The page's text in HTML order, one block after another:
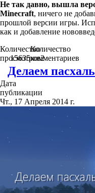
Не так давно, вышла
Minecraft, ничего не
прошлой версии игры.
как и добавление
Количество
просмотров
15635
Количество
комментариев
2
Делаем
Дата
публикации
Чт., 17 Апреля 2014 г.